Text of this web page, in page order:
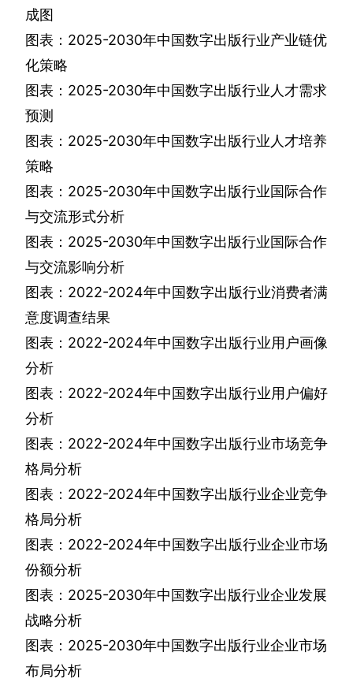
成图
图表： 2025-2030年中国数字出版行业产业链优
化策略
图表： 2025-2030年中国数字出版行业人才需求
预测
图表： 2025-2030年中国数字出版行业人才培养
策略
图表： 2025-2030年中国数字出版行业国际合作
与交流形式分析
图表： 2025-2030年中国数字出版行业国际合作
与交流影响分析
图表： 2022-2024年中国数字出版行业消费者满
意度调查结果
图表： 2022-2024年中国数字出版行业用户画像
分析
图表： 2022-2024年中国数字出版行业用户偏好
分析
图表： 2022-2024年中国数字出版行业市场竞争
格局分析
图表： 2022-2024年中国数字出版行业企业竞争
格局分析
图表： 2022-2024年中国数字出版行业企业市场
份额分析
图表： 2025-2030年中国数字出版行业企业发展
战略分析
图表： 2025-2030年中国数字出版行业企业市场
布局分析